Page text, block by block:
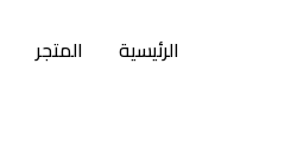
الرئيسية المتجر